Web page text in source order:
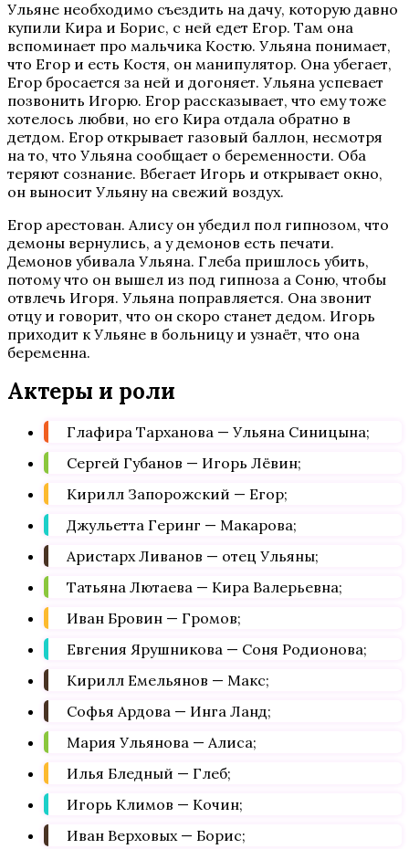
Ульяне необходимо съездить на дачу, которую давно
купили Кира и Борис, с ней едет Егор. Там она
вспоминает про мальчика Костю. Ульяна понимает,
что Егор и есть Костя, он манипулятор. Она убегает,
Егор бросается за ней и догоняет. Ульяна успевает
позвонить Игорю. Егор рассказывает, что ему тоже
хотелось любви, но его Кира отдала обратно в
детдом. Егор открывает газовый баллон, несмотря
на то, что Ульяна сообщает о беременности. Оба
теряют сознание. Вбегает Игорь и открывает окно,
он выносит Ульяну на свежий воздух.
Егор арестован. Алису он убедил пол гипнозом, что
демоны вернулись, а у демонов есть печати.
Демонов убивала Ульяна. Глеба пришлось убить,
потому что он вышел из под гипноза а Соню, чтобы
отвлечь Игоря. Ульяна поправляется. Она звонит
отцу и говорит, что он скоро станет дедом. Игорь
приходит к Ульяне в больницу и узнаёт, что она
беременна.
Актеры и роли
Глафира Тарханова — Ульяна Синицына;
Сергей Губанов — Игорь Лёвин;
Кирилл Запорожский — Егор;
Джульетта Геринг — Макарова;
Аристарх Ливанов — отец Ульяны;
Татьяна Лютаева — Кира Валерьевна;
Иван Бровин — Громов;
Евгения Ярушникова — Соня Родионова;
Кирилл Емельянов — Макс;
Софья Ардова — Инга Ланд;
Мария Ульянова — Алиса;
Илья Бледный — Глеб;
Игорь Климов — Кочин;
Иван Верховых — Борис;